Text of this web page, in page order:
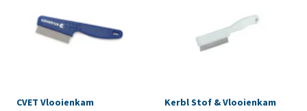
CVET Vlooienkam
Kerbl Stof & Vlooienkam